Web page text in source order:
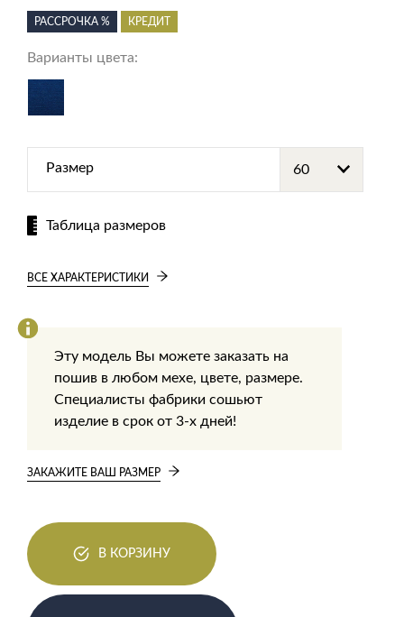
РАССРОЧКА % КРЕДИТ
Варианты цвета:
Размер
Таблица размеров
ВСЕ ХАРАКТЕРИСТИКИ
Эту модель Вы можете заказать на
пошив в любом мехе, цвете, размере.
Специалисты фабрики сошьют
изделие в срок от 3-х дней!
ЗАКАЖИТЕ ВАШ РАЗМЕР
В КОРЗИНУ